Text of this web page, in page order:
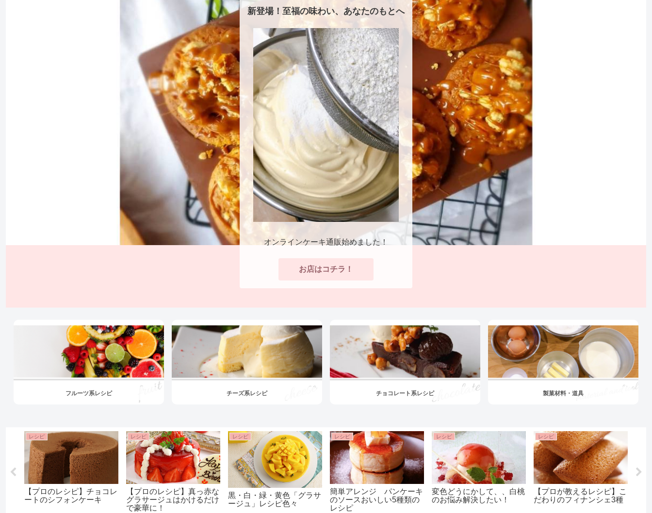
新登場！至福の味わい、あなたのもとへ
オンラインケーキ通販始めました！
お店はコチラ！
フルーツ系レシピ チーズ系レシピ チョコレート系レシピ 製菓材料・道具
レシピ
【プロのレシピ】チョコレ
ートのシフォンケーキ
レシピ
【プロのレシピ】真っ赤な
グラサージュはかけるだけ
で豪華に！
レシピ
黒・白・緑・黄色「グラサ
ージュ」レシピ色々
レシピ
簡単アレンジ パンケーキ
のソースおいしい5種類の
レシピ
レシピ
変色どうにかして、、白桃
のお悩み解決したい！
レシピ
【プロが教えるレシピ】こ
だわりのフィナンシェ3種